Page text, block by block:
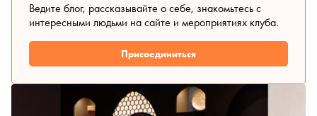
Ведите блог, рассказывайте о себе, знакомьтесь с
интересными людьми на сайте и мероприятиях клуба.
Присоединиться